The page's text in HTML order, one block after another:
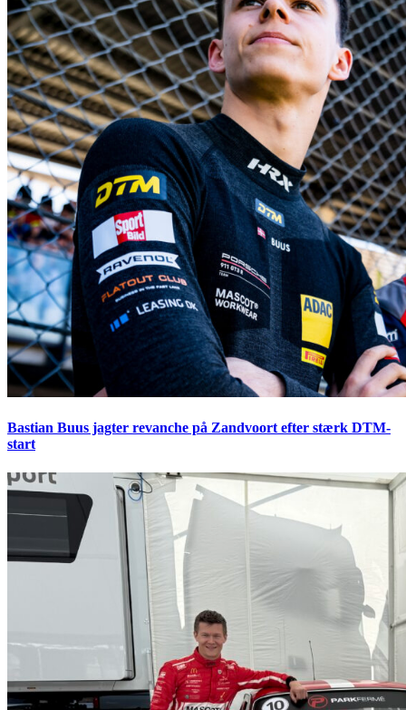
Bastian Buus jagter revanche på Zandvoort efter stærk DTM-
start